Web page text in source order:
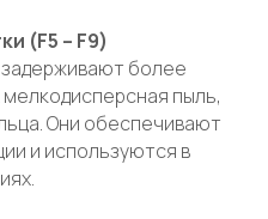
(F5 – F9)
более
пыль,
Они обеспечивают
и используются в